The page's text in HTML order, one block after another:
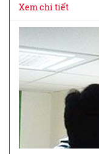
Xem chi tiết